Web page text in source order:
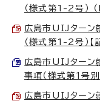
（様式第1-2号）
広島市UIJターン
（様式第1-2号）
広島市UIJターン
事項（様式第1号
広島市UIJターン